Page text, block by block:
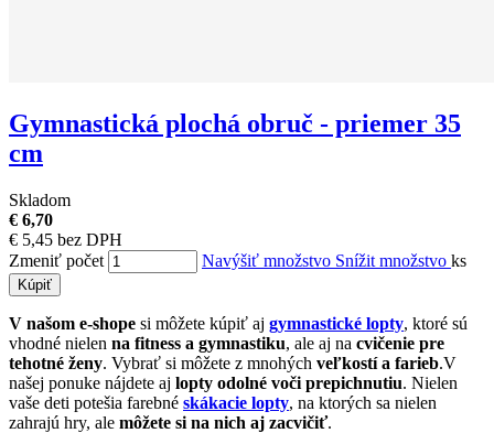
Gymnastická plochá obruč - priemer 35
cm
Skladom
€ 6,70
€ 5,45 bez DPH
Zmeniť počet
Navýšiť množstvo Snížit množstvo ks
Kúpiť
V našom e-shope si môžete kúpiť aj gymnastické lopty, ktoré sú
vhodné nielen na fitness a gymnastiku, ale aj na cvičenie pre
tehotné ženy. Vybrať si môžete z mnohých veľkostí a farieb.V
našej ponuke nájdete aj lopty odolné voči prepichnutiu. Nielen
vaše deti potešia farebné skákacie lopty, na ktorých sa nielen
zahrajú hry, ale môžete si na nich aj zacvičiť.